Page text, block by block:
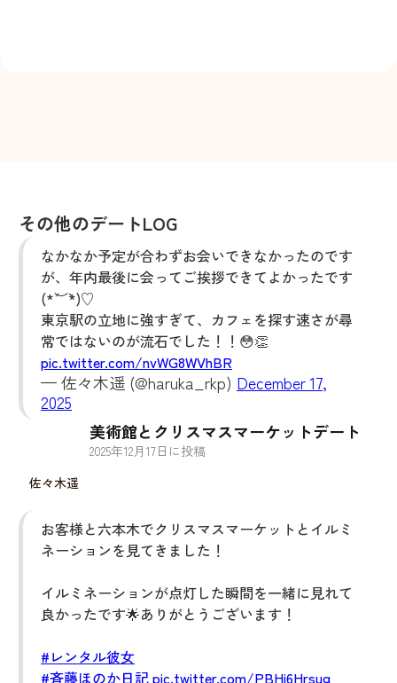
その他のデートLOG
なかなか予定が合わずお会いできなかったのです
が、年内最後に会ってご挨拶できてよかったです
(*´︶`*)♡
東京駅の立地に強すぎて、カフェを探す速さが尋
常ではないのが流石でした！！😳👏
pic.twitter.com/nvWG8WVhBR
— 佐々木遥 (@haruka_rkp) December 17,
2025
佐々木遥
美術館とクリスマスマーケットデート
2025年12月 17日に投稿
お客様と六本木でクリスマスマーケットとイルミ
ネーションを見てきました！
イルミネーションが点灯した瞬間を一緒に見れて
良かったです🌟ありがとうございます！
#レンタル彼女
#斉藤ほのか日記pic.twitter.com/PBHi6Hrsug